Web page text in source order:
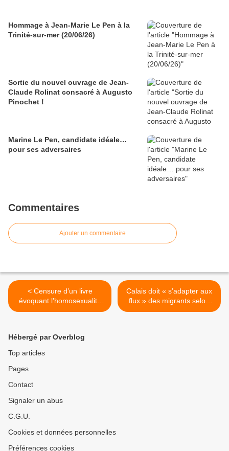
Hommage à Jean-Marie Le Pen à la
Trinité-sur-mer (20/06/26)
Sortie du nouvel ouvrage de Jean-
Claude Rolinat consacré à Augusto
Pinochet !
Marine Le Pen, candidate idéale…
pour ses adversaires
Commentaires
Ajouter un commentaire
< Censure d’un livre
évoquant l’homosexualité
de deux cadres du FN
Calais doit « s’adapter aux
flux » des migrants selon
Valls >
Hébergé par Overblog
Top articles
Pages
Contact
Signaler un abus
C.G.U.
Cookies et données personnelles
Préférences cookies